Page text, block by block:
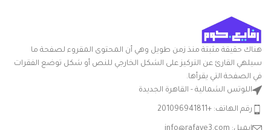
التجارية
اللون
الالوان
السلعة
مستدير
مدوره
هناك حقيقة مثبتة منذ زمن طويل وهي أن المحتوى المقروء لصفحة ما
سيلهي القارئ عن التركيز على الشكل الخارجي للنص أو شكل توضع الفقرات
في الصفحة التي يقرأها.
اللوتس الشمالية - القاهرة الجديدة
رقم الهاتف: +201096941811